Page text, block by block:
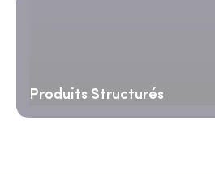
Produits Structurés